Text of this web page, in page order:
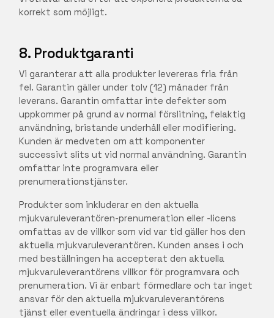
korrekt som möjligt.
8. Produktgaranti
Vi garanterar att alla produkter levereras fria från
fel. Garantin gäller under tolv (12) månader från
leverans. Garantin omfattar inte defekter som
uppkommer på grund av normal förslitning, felaktig
användning, bristande underhåll eller modifiering.
Kunden är medveten om att komponenter
successivt slits ut vid normal användning. Garantin
omfattar inte programvara eller
prenumerationstjänster.
Produkter som inkluderar en den aktuella
mjukvaruleverantören-prenumeration eller -licens
omfattas av de villkor som vid var tid gäller hos den
aktuella mjukvaruleverantören. Kunden anses i och
med beställningen ha accepterat den aktuella
mjukvaruleverantörens villkor för programvara och
prenumeration. Vi är enbart förmedlare och tar inget
ansvar för den aktuella mjukvaruleverantörens
tjänst eller eventuella ändringar i dess villkor.